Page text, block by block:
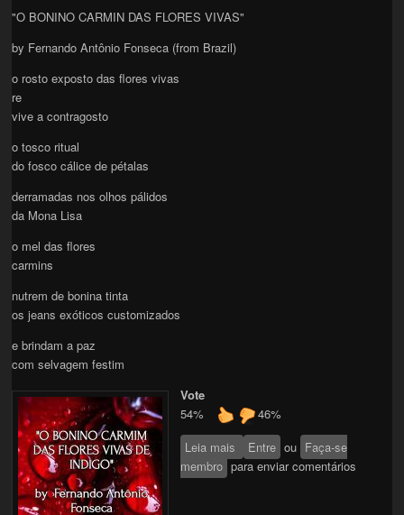
"O BONINO CARMIN DAS FLORES VIVAS"
by Fernando Antônio Fonseca (from Brazil)
o rosto exposto das flores vivas
re
vive a contragosto
o tosco ritual
do fosco cálice de pétalas
derramadas nos olhos pálidos
da Mona Lisa
o mel das flores
carmins
nutrem de bonina tinta
os jeans exóticos customizados
e brindam a paz
com selvagem festim
Vote
54%
46%
Leia mais sobre "O BONINO CARMIN
DAS FLORES VIVAS DE
Entre ou Faça-se
membro para enviar comentários